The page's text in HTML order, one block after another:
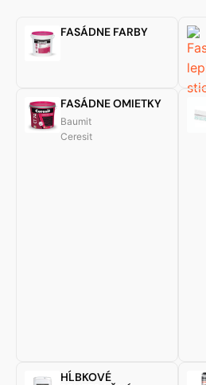
FASÁDNE FARBY
FASÁDNE OMIETKY
Baumit
Ceresit
HĹBKOVÉ